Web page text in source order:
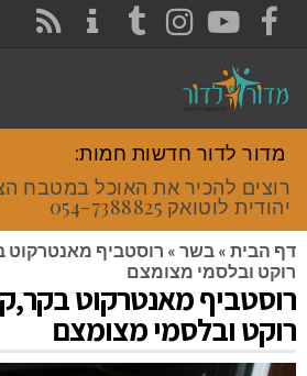
FACEBOOK
YOUTUBE
INSTAGRAM
TUMBLR
מדור לדור חדשות חמות:
רוצים להכיר את האוכל במטבח
יהודית לוטואק 054-7388825.
דף הבית » בשר » רוסטביף מאנטרקוט
רוקט ובלסמי מצומצם
רוסטביף מאנטרקוט
רוקט ובלסמי מצומצם